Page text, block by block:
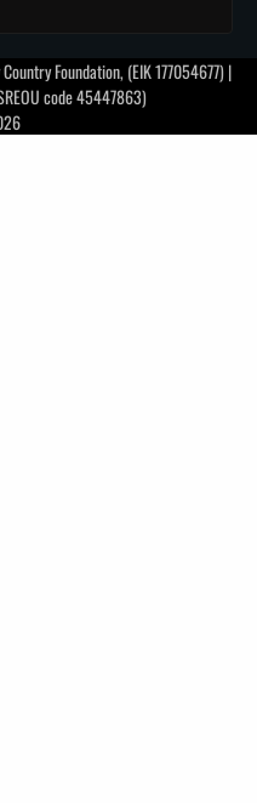
Foundation, (EIK 177054677) |
code 45447863)